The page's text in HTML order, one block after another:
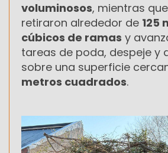
voluminosos, mientras
retiraron alrededor de 125
cúbicos de ramas y
tareas de poda, despeje y
sobre una superficie
metros cuadrados.